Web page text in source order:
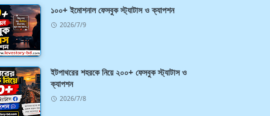
১০০+ ইমোশনাল ফেসবুক স্ট্যাটাস ও ক্যাপশন
2026/7/9
ইটপাথরের শহরকে নিয়ে ২০০+ ফেসবুক স্ট্যাটাস ও
ক্যাপশন
2026/7/8